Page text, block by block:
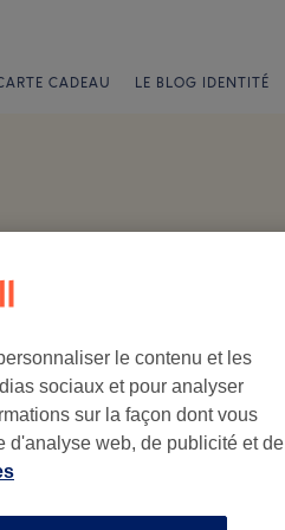
CADEAU LE BLOG IDENTITÉ
le contenu et les
sociaux et pour analyser
sur la façon dont vous
d'analyse web, de publicité et de